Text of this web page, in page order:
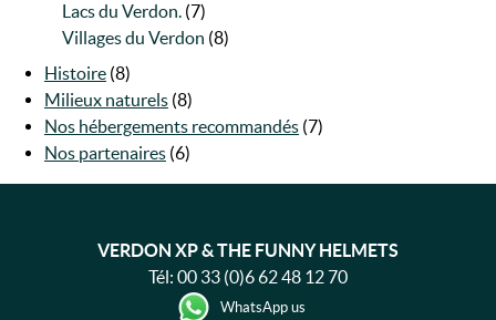
Lacs du Verdon. (7)
Villages du Verdon (8)
Histoire (8)
Milieux naturels (8)
Nos hébergements recommandés (7)
Nos partenaires (6)
VERDON XP & THE FUNNY HELMETS
Tél: 00 33 (0)6 62 48 12 70
WhatsApp us